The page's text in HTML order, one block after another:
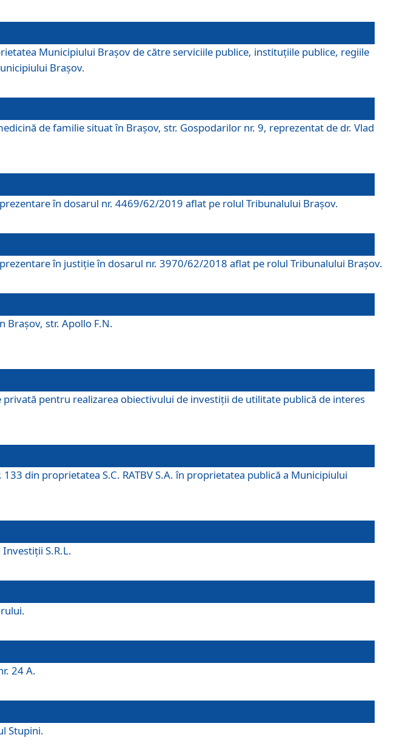
Municipiului Brașov de către serviciile publice, instituțiile publice, regiile
Brașov.
de familie situat în Braşov, str. Gospodarilor nr. 9, reprezentat de dr. Vlad
în dosarul nr. 4469/62/2019 aflat pe rolul Tribunalului Braşov.
în justiţie în dosarul nr. 3970/62/2018 aflat pe rolul Tribunalului Braşov.
Brașov, str. Apollo F.N.
pentru realizarea obiectivului de investiții de utilitate publică de interes
din proprietatea S.C. RATBV S.A. în proprietatea publică a Municipiului
S.R.L.
24 A.
Stupini.